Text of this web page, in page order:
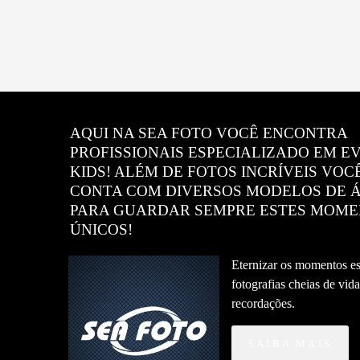
AQUI NA SEA FOTO VOCÊ ENCONTRA
PROFISSIONAIS ESPECIALIZADO EM
KIDS! ALÉM DE FOTOS INCRÍVEIS
CONTA COM DIVERSOS MODELOS DE
PARA GUARDAR SEMPRE ESTES
ÚNICOS!
Eternizar os momentos
fotografias cheias de
recordações.